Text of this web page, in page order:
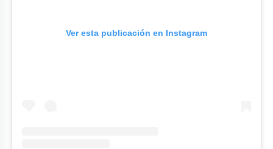
Ver esta publicación en Instagram